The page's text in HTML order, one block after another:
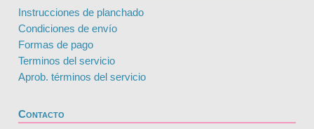
Instrucciones de planchado
Condiciones de envío
Formas de pago
Terminos del servicio
Aprob. términos del servicio
Contacto